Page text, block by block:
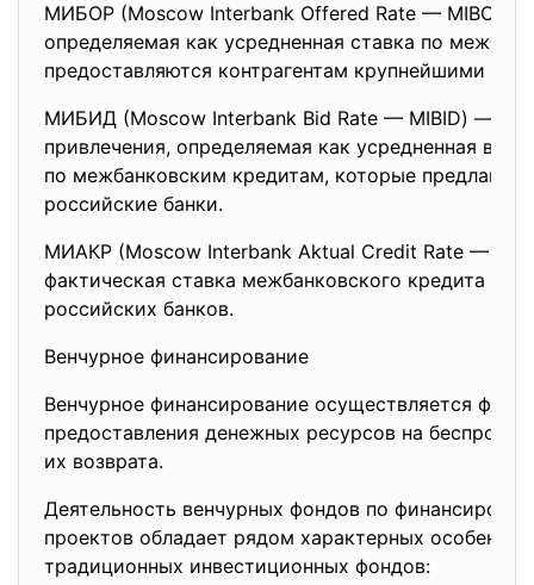
МИБОР (Moscow Interbank Offered Rate — MIBOR)
определяемая как усредненная ставка по
предоставляются контрагентам крупнейшими
МИБИД (Moscow Interbank Bid Rate — MIBID) —
привлечения, определяемая как усредненная
по межбанковским кредитам, которые
российские банки.
МИАКР (Moscow Interbank Aktual Credit Rate —
фактическая ставка межбанковского кредита в
российских банков.
Венчурное финансирование
Венчурное финансирование осуществляется
предоставления денежных ресурсов на
их возврата.
Деятельность венчурных фондов по
проектов обладает рядом характерных
традиционных инвестиционных фондов: